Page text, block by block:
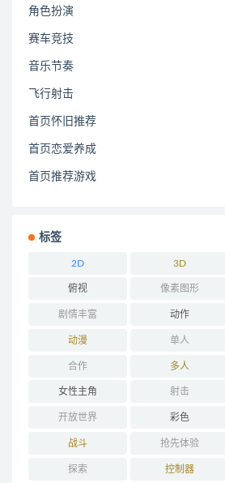
角色扮演
赛车竞技
音乐节奏
飞行射击
首页怀旧推荐
首页恋爱养成
首页推荐游戏
标签
2D 3D
俯视 像素图形
剧情丰富 动作
动漫 单人
合作 多人
女性主角 射击
开放世界 彩色
战斗 抢先体验
探索 控制器